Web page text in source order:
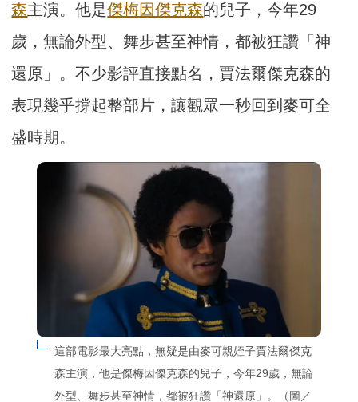
森主演。他是傑梅因傑克森的兒子，今年29
歲，無論外型、舞步甚至神情，都被狂讚「神
還原」。不少影評直接點名，賈法爾傑克森的
表現幾乎撐起整部片，讓觀眾一秒回到麥可全
盛時期。
這部電影最大亮點，無疑是由麥可親姪子賈法爾傑克
森主演，他是傑梅因傑克森的兒子，今年29歲，無論
外型、舞步甚至神情，都被狂讚「神還原」。（圖／